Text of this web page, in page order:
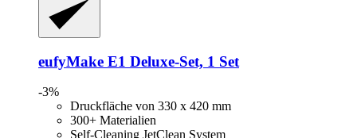
eufyMake E1 Deluxe-​Set, 1 Set
-3%
Druckfläche von 330 x 420 mm
300+ Materialien
Self-Cleaning JetClean System